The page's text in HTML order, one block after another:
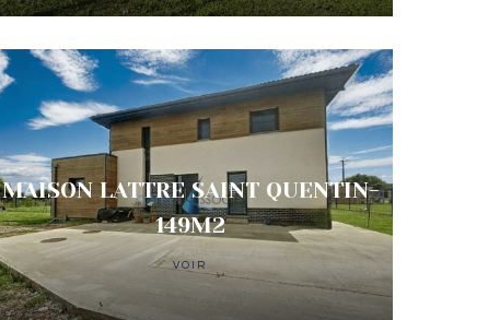
MAISON LATTRE SAINT QUENTIN-
149M2
VOIR